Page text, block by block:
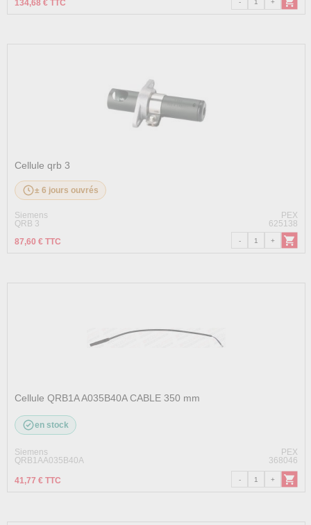
134,68 € TTC
Cellule qrb 3
± 6 jours ouvrés
Siemens
PEX
QRB 3
625138
87,60 € TTC
Cellule QRB1A A035B40A CABLE 350 mm
en stock
Siemens
PEX
QRB1AA035B40A
368046
41,77 € TTC